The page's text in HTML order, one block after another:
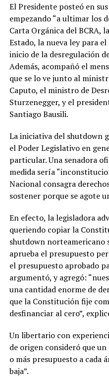
El Presidente posteó en
empezando “a ultimar los
Carta Orgánica del BCRA,
Estado, la nueva ley para
inicio de la desregulación
Además, acompañó el
que se lo ve junto al
Caputo, el ministro de
Sturzenegger, y el
Santiago Bausili.
La iniciativa del shutdown
el Poder Legislativo en
particular. Una senadora
medida sería
Nacional consagra
sostener porque se agote
En efecto, la legisladora
queriendo copiar la
shutdown norteamericano
aprueba el presupuesto
el presupuesto aprobado
argumentó, y agregó:
una cantidad enorme de
que la Constitución fije
desfinanciar al cero”,
Un libertario con
de origen consideró que
o más presupuesto a cada
baja”.